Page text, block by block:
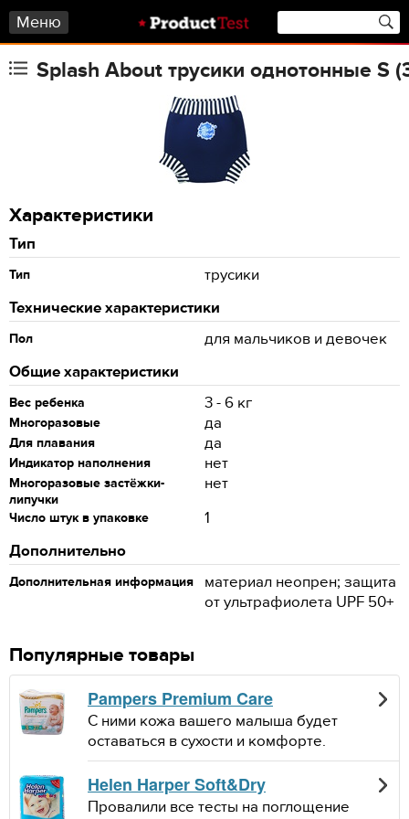
Меню
Splash About трусики однотонные S
Характеристики
Тип
Тип
трусики
Технические характеристики
Пол
для мальчиков и девочек
Общие характеристики
Вес ребенка 3 - 6 кг
Многоразовые да
Для плавания да
Индикатор наполнения нет
Многоразовые застёжки-
липучки
нет
Число штук в упаковке
1
Дополнительно
Дополнительная информация
материал неопрен; защита
от ультрафиолета UPF 50+
Популярные товары
Pampers Premium Care
С ними кожа вашего малыша будет
оставаться в сухости и комфорте.
Helen Harper Soft&Dry
Провалили все тесты на поглощение